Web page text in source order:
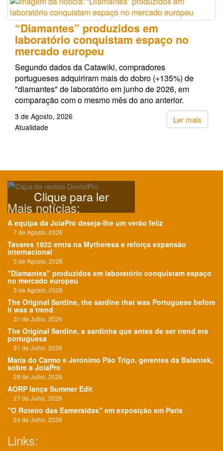
“Diamantes” produzidos em
laboratório conquistam espaço no
mercado europeu
Segundo dados da Catawiki, compradores
portugueses adquiriram mais do dobro (+135%) de
"diamantes" de laboratório em junho de 2026, em
comparação com o mesmo mês do ano anterior.
Ler mais
3 de Agosto, 2026
Atualidade
Clique para ler
Mais notícias:
A equipa da JoiaPro deseja-lhe um verão feliz
7 de Agosto, 2026
Tavares 1922 entra na Mytheresa e reforça expansão
internacional
5 de Agosto, 2026
"Diamantes" produzidos em laboratório conquistam espaço
no mercado europeu
3 de Agosto, 2026
The Original Sardine, the sardine that was Portuguese before
it was a trend
31 de Julho, 2026
The Original Sardine, a sardinha que antes de ser trend era
portuguesa
31 de Julho, 2026
Maria do Carmo e Jerónimo Pão Trigo, gerentes da Balantek,
sobre a JoiaPro
29 de Julho, 2026
AORP lança Summer Edit
27 de Julho, 2026
"O Roteiro das Esmeraldas" em exposição em Paris
24 de Julho, 2026
Links: